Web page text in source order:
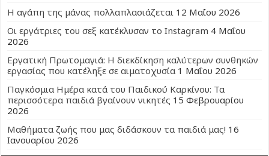
Η αγάπη της μάνας πολλαπλασιάζεται 12 Μαΐου 2026
Οι εργάτριες του σεξ κατέκλυσαν το Instagram 4 Μαΐου
2026
Εργατική Πρωτομαγιά: Η διεκδίκηση καλύτερων συνθηκών
εργασίας που κατέληξε σε αιματοχυσία 1 Μαΐου 2026
Παγκόσμια Ημέρα κατά του Παιδικού Καρκίνου: Τα
περισσότερα παιδιά βγαίνουν νικητές 15 Φεβρουαρίου
2026
Μαθήματα ζωής που μας διδάσκουν τα παιδιά μας! 16
Ιανουαρίου 2026